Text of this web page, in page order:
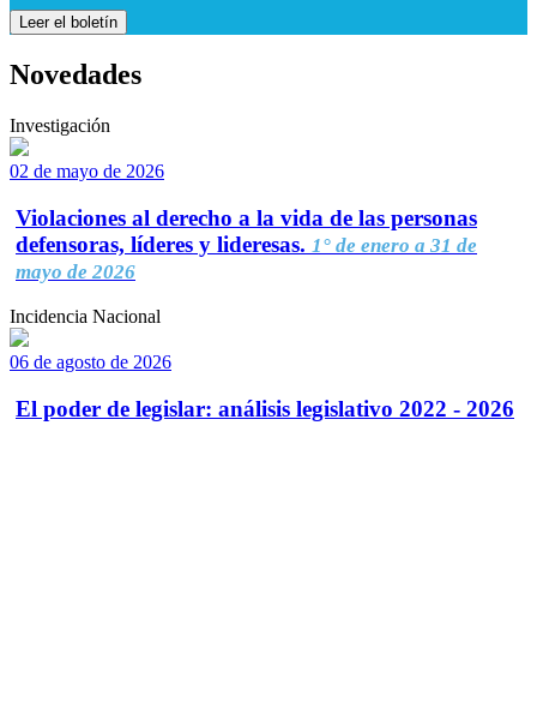
Leer el boletín
Novedades
Investigación
02 de mayo de 2026
Violaciones al derecho a la vida de las personas
defensoras, líderes y lideresas. 1° de enero a 31 de
mayo de 2026
Incidencia Nacional
06 de agosto de 2026
El poder de legislar: análisis legislativo 2022 - 2026